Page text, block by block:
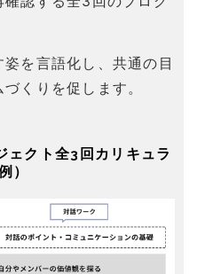
を言語化し、共通の目
くりを促します。
ェクト全3回カリキュラ
）